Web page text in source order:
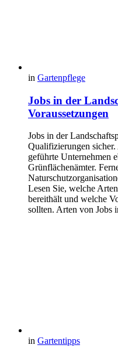
in Gartenpflege
Jobs in der
Voraussetzungen
Jobs in der
Qualifizierungen
geführte Unternehmen
Grünflächenämter.
Lesen Sie, welche
bereithält und welche
sollten. Arten von
in Gartentipps